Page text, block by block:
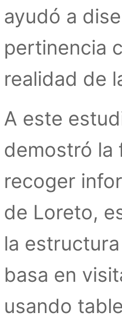
ayudó a
pertinencia
realidad de
A este
demostró la
recoger
de Loreto,
la
basa en
usando